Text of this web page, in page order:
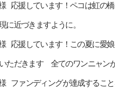
応援しています！ペコは虹の
に近づきますように。
応援しています！この夏に愛
ただきます 全てのワンニャン
ファンディングが達成すること